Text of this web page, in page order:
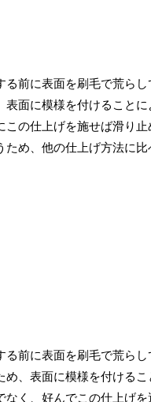
前に表面を刷毛で荒ら
面に模様を付けること
の仕上げを施せば滑り止
め、他の仕上げ方法に比
前に表面を刷毛で荒ら
、表面に模様を付ける
く、好んでこの仕上げを